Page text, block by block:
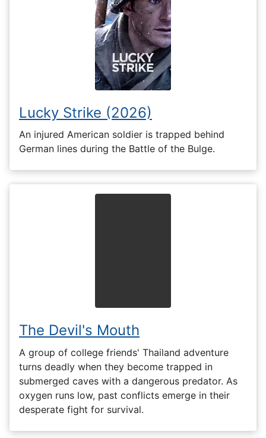
Lucky Strike (2026)
An injured American soldier is trapped behind
German lines during the Battle of the Bulge.
The Devil's Mouth
A group of college friends' Thailand adventure
turns deadly when they become trapped in
submerged caves with a dangerous predator. As
oxygen runs low, past conflicts emerge in their
desperate fight for survival.